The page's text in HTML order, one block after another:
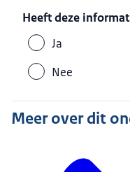
Heeft deze
Ja
Nee
Meer over dit